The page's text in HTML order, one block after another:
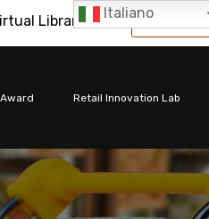
Library
Award Retail Innovation Lab
Italiano